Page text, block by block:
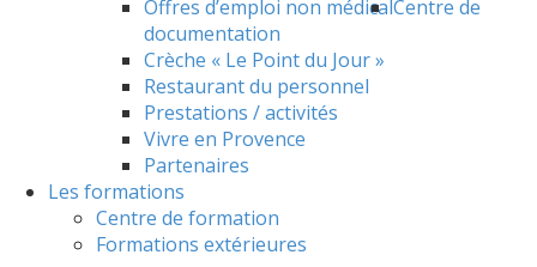
Offres d’emploi non médicalCentre de
documentation
Crèche « Le Point du Jour »
Restaurant du personnel
Prestations / activités
Vivre en Provence
Partenaires
Les formations
Centre de formation
Formations extérieures